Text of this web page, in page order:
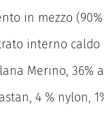
in mezzo (90%
interno
Merino, 36%
4 % nylon,